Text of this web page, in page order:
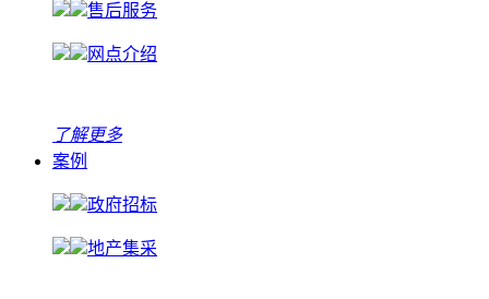
售后服务
网点介绍
了解更多
案例
政府招标
地产集采